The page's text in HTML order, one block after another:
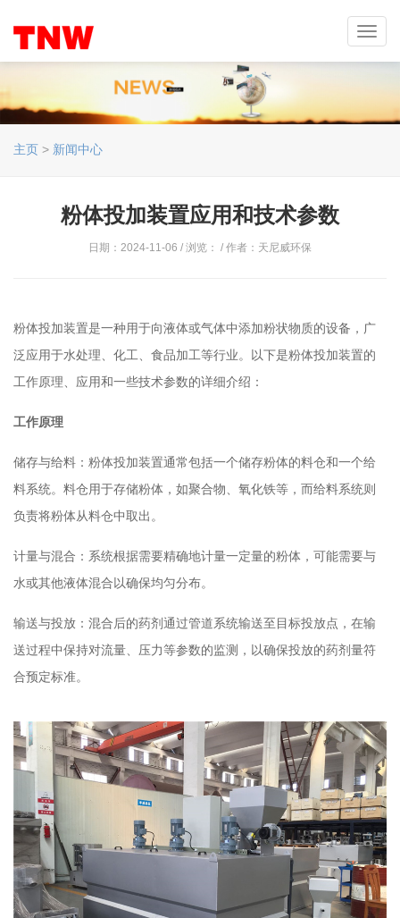
主页 > 新闻中心
粉体投加装置应用和技术参数
日期：2024-11-06 / 浏览： / 作者：天尼威环保
粉体投加装置是一种用于向液体或气体中添加粉状物质的设备，广
泛应用于水处理、化工、食品加工等行业。以下是粉体投加装置的
工作原理、应用和一些技术参数的详细介绍：
工作原理
储存与给料：粉体投加装置通常包括一个储存粉体的料仓和一个给
料系统。料仓用于存储粉体，如聚合物、氧化铁等，而给料系统则
负责将粉体从料仓中取出。
计量与混合：系统根据需要精确地计量一定量的粉体，可能需要与
水或其他液体混合以确保均匀分布。
输送与投放：混合后的药剂通过管道系统输送至目标投放点，在输
送过程中保持对流量、压力等参数的监测，以确保投放的药剂量符
合预定标准。